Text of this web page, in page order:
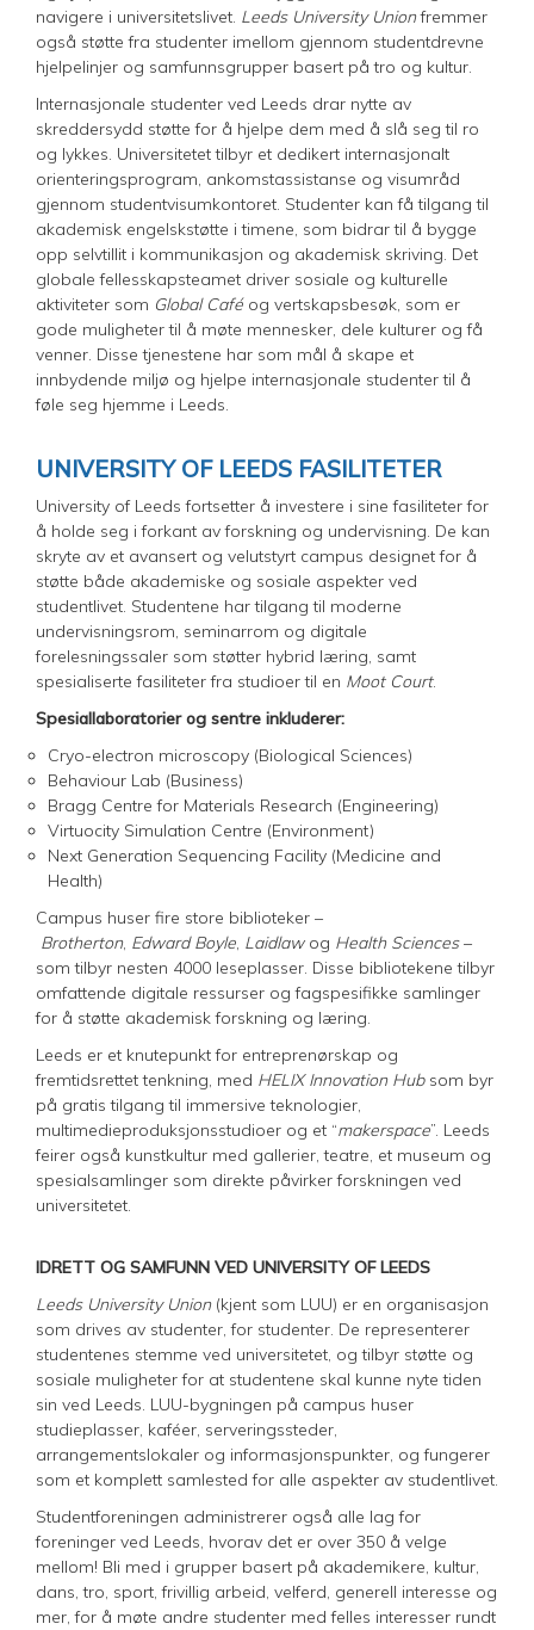
navigere i universitetslivet. Leeds University Unionfremmer
også støtte fra studenter imellom gjennom studentdrevne
hjelpelinjer og samfunnsgrupper basert på tro og kultur.
Internasjonale studenter ved Leeds drar nytte av
skreddersydd støtte for å hjelpe dem med å slå seg til ro
og lykkes. Universitetet tilbyr et dedikert internasjonalt
orienteringsprogram, ankomstassistanse og visumråd
gjennom studentvisumkontoret. Studenter kan få tilgang til
akademisk engelskstøtte i timene, som bidrar til å bygge
opp selvtillit i kommunikasjon og akademisk skriving. Det
globale fellesskapsteamet driver sosiale og kulturelle
aktiviteter som Global Caféog vertskapsbesøk, som er
gode muligheter til å møte mennesker, dele kulturer og få
venner. Disse tjenestene har som mål å skape et
innbydende miljø og hjelpe internasjonale studenter til å
føle seg hjemme i Leeds.
UNIVERSITY OF LEEDS FASILITETER
University of Leeds fortsetter å investere i sine fasiliteter for
å holde seg i forkant av forskning og undervisning. De kan
skryte av et avansert og velutstyrt campus designet for å
støtte både akademiske og sosiale aspekter ved
studentlivet. Studentene har tilgang til moderne
undervisningsrom, seminarrom og digitale
forelesningssaler som støtter hybrid læring, samt
spesialiserte fasiliteter fra studioer til en Moot Court.
Spesiallaboratorier og sentre inkluderer:
Cryo-electron microscopy (Biological Sciences)
Behaviour Lab (Business)
Bragg Centre for Materials Research (Engineering)
Virtuocity Simulation Centre (Environment)
Next Generation Sequencing Facility (Medicine and
Health)
Campus huser fire store biblioteker –
Brotherton, Edward Boyle, Laidlaw og Health Sciences–
som tilbyr nesten 4000 leseplasser. Disse bibliotekene tilbyr
omfattende digitale ressurser og fagspesifikke samlinger
for å støtte akademisk forskning og læring.
Leeds er et knutepunkt for entreprenørskap og
fremtidsrettet tenkning, med HELIX Innovation Hub som byr
på gratis tilgang til immersive teknologier,
multimedieproduksjonsstudioer og et “makerspace”. Leeds
feirer også kunstkultur med gallerier, teatre, et museum og
spesialsamlinger som direkte påvirker forskningen ved
universitetet.
IDRETT OG SAMFUNN VED UNIVERSITY OF LEEDS
Leeds University Union(kjent som LUU) er en organisasjon
som drives av studenter, for studenter. De representerer
studentenes stemme ved universitetet, og tilbyr støtte og
sosiale muligheter for at studentene skal kunne nyte tiden
sin ved Leeds. LUU-bygningen på campus huser
studieplasser, kaféer, serveringssteder,
arrangementslokaler og informasjonspunkter, og fungerer
som et komplett samlested for alle aspekter av studentlivet.
Studentforeningen administrerer også alle lag for
foreninger ved Leeds, hvorav det er over 350 å velge
mellom! Bli med i grupper basert på akademikere, kultur,
dans, tro, sport, frivillig arbeid, velferd, generell interesse og
mer, for å møte andre studenter med felles interesser rundt